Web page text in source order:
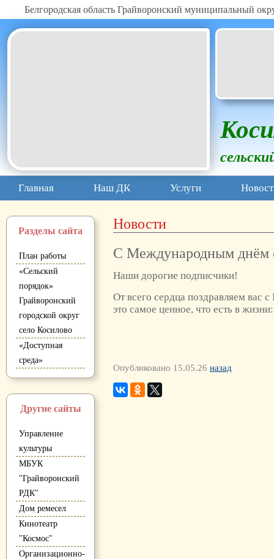
Белгородская область Грайворонский муниципальный
Главная Наш ДК Услуги
Разделы сайта
План работы
«Сельский
порядок»
Грайворонский
городской округ
село Косилово
«Доступная
среда»
Другие сайты
Управление
культуры
МБУК
"Грайворонский
РДК"
Дом ремесел
Кинотеатр
"Космос"
Организационно-
Новости
С Международным днём
Наши дорогие подписчики!
От всего сердца поздравляем
это самое ценное, что есть в
Опубликовано 15.05.26 назад